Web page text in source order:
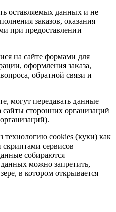
оставляемых данных и не
заказов, оказания
при предоставлении
на сайте формами для
оформления заказа,
обратной связи и
могут передавать данные
сторонних организаций
технологию cookies (куки) как
скриптами сервисов
собираются
можно запретить,
в котором открывается